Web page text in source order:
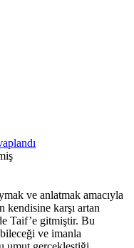
ve anlatmak amacıyla
kendisine karşı artan
Taif’e gitmiştir. Bu
ve imanla